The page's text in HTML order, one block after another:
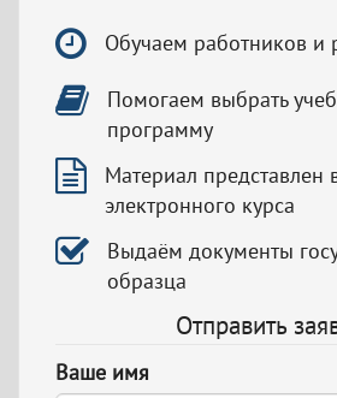
Обучаем работников и
Помогаем выбрать
программу
Материал представлен
электронного курса
Выдаём документы
образца
Отправить
Ваше имя